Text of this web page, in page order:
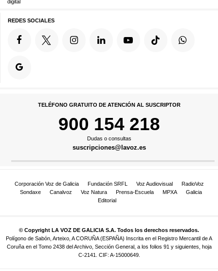
digital
REDES SOCIALES
TELÉFONO GRATUITO DE ATENCIÓN AL SUSCRIPTOR
900 154 218
Dudas o consultas
suscripciones@lavoz.es
Corporación Voz de Galicia Fundación SRFL Voz Audiovisual
RadioVoz
Sondaxe
Canalvoz Voz Natura Prensa-Escuela MPXA
Galicia
Editorial
© Copyright LA VOZ DE GALICIA S.A. Todos los derechos reservados.
Polígono de Sabón, Arteixo, A CORUÑA (ESPAÑA) Inscrita en el Registro Mercantil de A
Coruña en el Tomo 2438 del Archivo, Sección General, a los folios 91 y siguientes, hoja
C-2141. CIF: A-15000649.